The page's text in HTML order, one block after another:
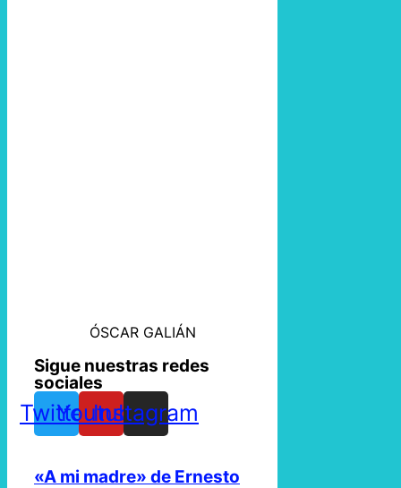
ÓSCAR GALIÁN
Sigue nuestras redes
sociales
TwitterYoutube
Instagram
«A mi madre» de Ernesto